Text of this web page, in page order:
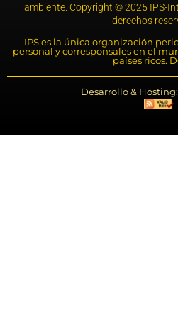
ambiente. Copyright © 2025 IPS-
derechos
IPS es la única organización
personal y corresponsales en el
países ricos.
Desarrollo &